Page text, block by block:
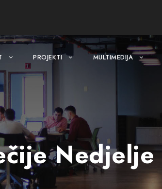
PROJEKTI MULTIMEDIJA
Nedjelje